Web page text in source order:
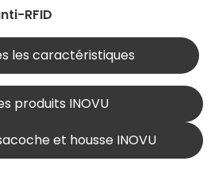
RFID
les caractéristiques
produits INOVU
et housse INOVU